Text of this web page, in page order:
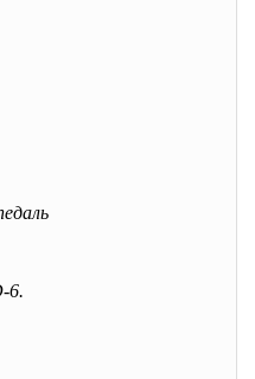
педаль
DD-6.